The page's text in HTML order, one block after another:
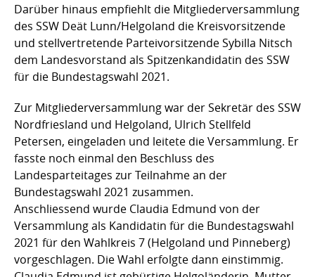
Darüber hinaus empfiehlt die Mitgliederversammlung
des SSW Deät Lunn/Helgoland die Kreisvorsitzende
und stellvertretende Parteivorsitzende Sybilla Nitsch
dem Landesvorstand als Spitzenkandidatin des SSW
für die Bundestagswahl 2021.
Zur Mitgliederversammlung war der Sekretär des SSW
Nordfriesland und Helgoland, Ulrich Stellfeld
Petersen, eingeladen und leitete die Versammlung. Er
fasste noch einmal den Beschluss des
Landesparteitages zur Teilnahme an der
Bundestagswahl 2021 zusammen.
Anschliessend wurde Claudia Edmund von der
Versammlung als Kandidatin für die Bundestagswahl
2021 für den Wahlkreis 7 (Helgoland und Pinneberg)
vorgeschlagen. Die Wahl erfolgte dann einstimmig.